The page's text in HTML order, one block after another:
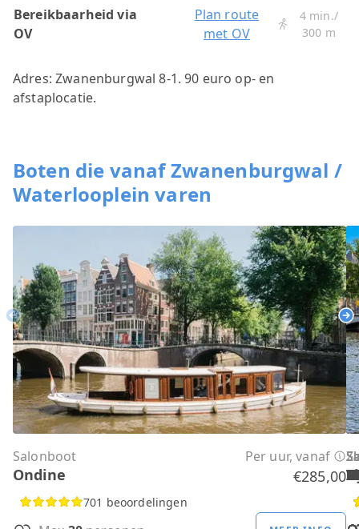
Bereikbaarheid via
OV
Plan route
met OV
4 min./
300 m
Adres: Zwanenburgwal 8-1. 90 euro op- en
afstaplocatie.
Boten die vanaf Zwanenburgwal /
Waterlooplein varen
Salonboot Per uur, vanaf
Ondine €285,00
701 beoordelingen
Previous